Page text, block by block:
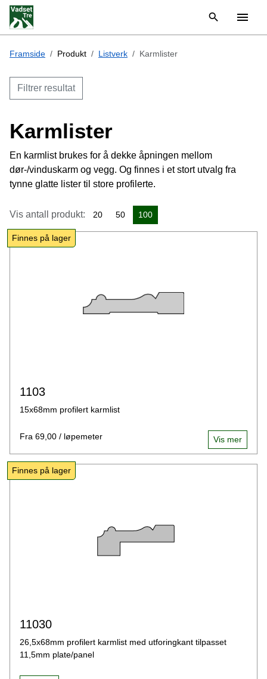
Framside Produkt Listverk Karmlister
Filtrer resultat
Karmlister
En karmlist brukes for å dekke åpningen mellom
dør-/vinduskarm og vegg. Og finnes i et stort utvalg fra
tynne glatte lister til store profilerte.
Vis antall produkt: 20 50 100
Finnes på lager
1103
15x68mm profilert karmlist
Fra 69,00 / løpemeter Vis mer
Finnes på lager
11030
26,5x68mm profilert karmlist med utforingkant tilpasset
11,5mm plate/panel